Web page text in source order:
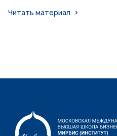
Читать материал